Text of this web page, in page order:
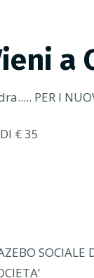
a
PER I
€ 35
SOCIALE